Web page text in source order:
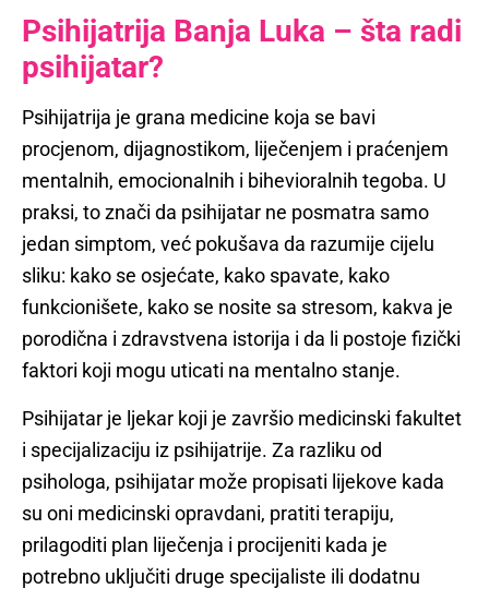
Psihijatrija Banja Luka – šta radi
psihijatar?
Psihijatrija je grana medicine koja se bavi
procjenom, dijagnostikom, liječenjem i praćenjem
mentalnih, emocionalnih i bihevioralnih tegoba. U
praksi, to znači da psihijatar ne posmatra samo
jedan simptom, već pokušava da razumije cijelu
sliku: kako se osjećate, kako spavate, kako
funkcionišete, kako se nosite sa stresom, kakva je
porodična i zdravstvena istorija i da li postoje fizički
faktori koji mogu uticati na mentalno stanje.
Psihijatar je ljekar koji je završio medicinski fakultet
i specijalizaciju iz psihijatrije. Za razliku od
psihologa, psihijatar može propisati lijekove kada
su oni medicinski opravdani, pratiti terapiju,
prilagoditi plan liječenja i procijeniti kada je
potrebno uključiti druge specijaliste ili dodatnu